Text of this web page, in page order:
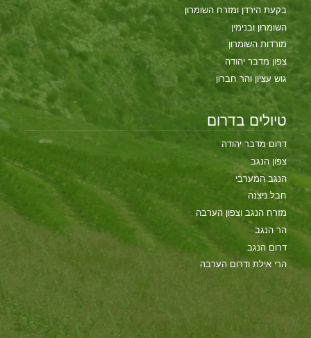
בקעת הירדן ומזרח השומרון
השומרון ובנימין
מורדות השומרון
צפון מדבר יהודה
גוש עציון והר חברון
טיולים בדרום
דרום מדבר יהודה
צפון הנגב
הנגב המערבי
חבל ניצנה
מזרח הנגב וצפון הערבה
הר הנגב
דרום הנגב
הרי אילת ודרום הערבה